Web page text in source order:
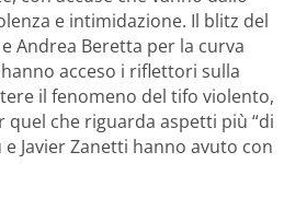
e intimidazione. Il blitz del
Andrea Beretta per la curva
acceso i riflettori sulla
il fenomeno del tifo violento,
che riguarda aspetti più “di
Javier Zanetti hanno avuto con